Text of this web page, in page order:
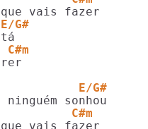
G#
C#m
E/G#
C#m